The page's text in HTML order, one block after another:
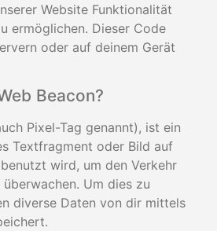
Website Funktionalität
ermöglichen. Dieser Code
oder auf deinem Gerät
Beacon?
Pixel-Tag genannt), ist ein
Textfragment oder Bild auf
wird, um den Verkehr
Um dies zu
diverse Daten von dir mittels